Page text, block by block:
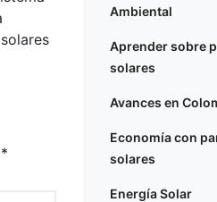
*
Ambiental
Aprender sobre
solares
Avances en
Economía con
solares
Energía Solar